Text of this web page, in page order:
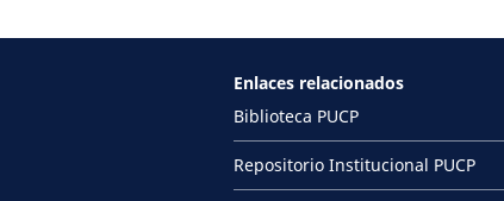
Enlaces relacionados
Biblioteca PUCP
Repositorio Institucional PUCP